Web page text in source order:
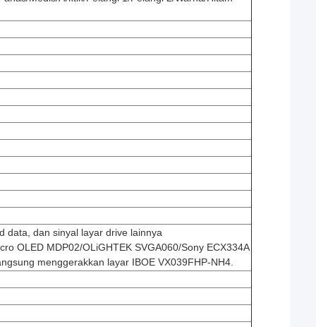
data, dan sinyal layar drive lainnya
OLED MDP02/OLiGHTEK SVGA060/Sony ECX334A
menggerakkan layar IBOE VX039FHP-NH4.